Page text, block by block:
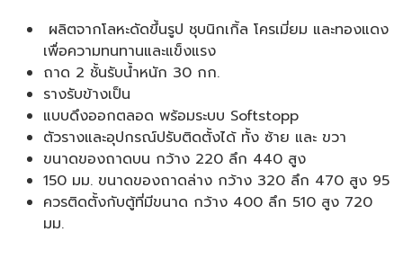
ผลิตจากโลหะดัดขึ้นรูป ชุบนิกเกิ้ล โครเมี่ยม และทองแดง
เพื่อความทนทานและแข็งแรง
ถาด 2 ชั้นรับน้ำหนัก 30 กก.
รางรับข้างเป็น
แบบดึงออกตลอด พร้อมระบบ Softstopp
ตัวรางและอุปกรณ์ปรับติดตั้งได้ ทั้ง ซ้าย และ ขวา
ขนาดของถาดบน กว้าง 220 ลึก 440 สูง
150 มม. ขนาดของถาดล่าง กว้าง 320 ลึก 470 สูง 95
ควรติดตั้งกับตู้ที่มีขนาด กว้าง 400 ลึก 510 สูง 720
มม.